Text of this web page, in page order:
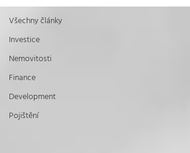
Všechny články
Investice
Nemovitosti
Finance
Development
Pojištění